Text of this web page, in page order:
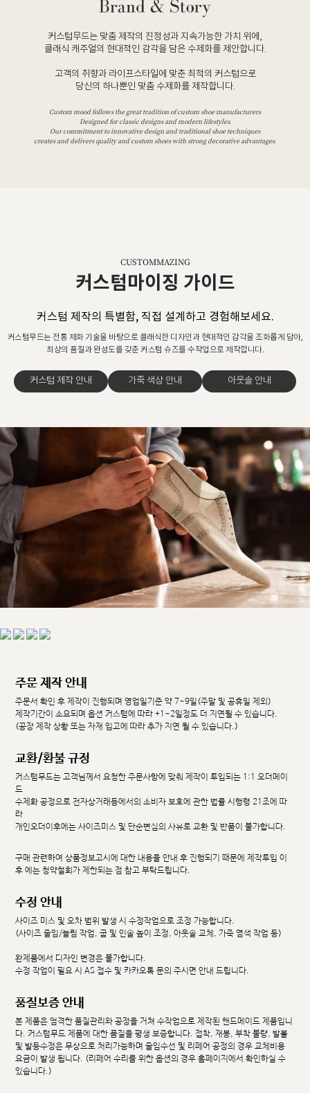
커스텀무드는 맞춤 제작의 진정성과 지속가능한 가치 위에,
클래식 캐주얼의 현대적인 감각을 담은 수제화를 제안합니다.
고객의 취향과 라이프스타일에 맞춘 최적의 커스텀으로
당신의 하나뿐인 맞춤 수제화를 제작합니다.
Custom mood follows the great tradition of custom shoe manufacturers
Designed for classic designs and modern lifestyles.
Our commitment to innovative design and traditional shoe techniques
creates and delivers quality and custom shoes with strong decorative advantages.
CUSTOMMAZING
커스텀마이징 가이드
커스텀 제작의 특별함, 직접 설계하고 경험해보세요.
커스텀무드는 전통 제화 기술을 바탕으로 클래식한 디자인과 현대적인 감각을 조화롭게 담아,
최상의 품질과 완성도를 갖춘 커스텀 슈즈를 수작업으로 제작합니다.
커스텀 제작 안내 가죽 색상 안내 아웃솔 안내
주문 제작 안내
주문서 확인 후 제작이 진행되며 영업일기준 약 7~9일(주말 및 공휴일 제외)
제작기간이 소요되며 옵션 커스텀에 따라 +1~2일정도 더 지연될 수 있습니다.
(공장 제작 상황 또는 자재 입고에 따라 추가 지연 될 수 있습니다.)
교환/환불 규정
커스텀무드는 고객님께서 요청한 주문사항에 맞춰 제작이 투입되는 1:1 오더메이
드
수제화 공정으로 전자상거래등에서의 소비자 보호에 관한 법률 시행령 21조에 따
라
개인오더이후에는 사이즈미스 및 단순변심의 사유로 교환 및 반품이 불가합니다.
구매 관련하여 상품정보고시에 대한 내용을 안내 후 진행되기 때문에 제작투입 이
후 에는 청약철회가 제한되는 점 참고 부탁드립니다.
수정 안내
사이즈 미스 및 오차 범위 발생 시 수정작업으로 조정 가능합니다.
(사이즈 줄임/늘림 작업, 굽 및 인솔 높이 조정, 아웃솔 교체, 가죽 염색 작업 등)
완제품에서 디자인 변경은 불가합니다.
수정 작업이 필요 시 AS 접수 및 카카오톡 문의 주시면 안내 드립니다.
품질보증 안내
본 제품은 엄격한 품질관리와 공정을 거쳐 수작업으로 제작된 핸드메이드 제품입니
다. 커스텀무드 제품에 대한 품질을 평생 보증합니다. 접착, 재봉, 부착 불량, 발볼
및 발등수정은 무상으로 처리가능하며 줄임수선 및 리페어 공정의 경우 교체비용
요금이 발생 됩니다. (리페어 수리를 위한 옵션의 경우 홈페이지에서 확인하실 수
있습니다.)